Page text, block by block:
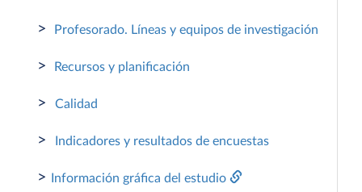
> Profesorado. Líneas y equipos de investigación
> Recursos y planificación
> Calidad
> Indicadores y resultados de encuestas
> Información gráfica del estudio